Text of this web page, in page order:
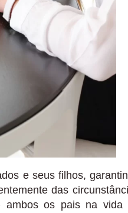
e seus filhos,
das
ambos os pais na vida